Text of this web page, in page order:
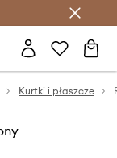
Kurtki i płaszcze